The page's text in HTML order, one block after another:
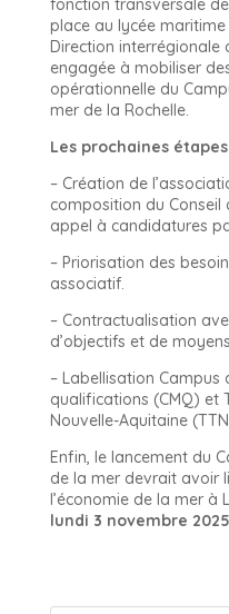
fonction transversale
place au lycée maritime
Direction interrégionale
engagée à mobiliser
opérationnelle du
mer de la Rochelle.
Les prochaines étapes
– Création de
composition du Conseil
appel à candidatures
– Priorisation des
associatif.
– Contractualisation
d’objectifs et de
– Labellisation Campus
qualifications (CMQ) et
Nouvelle-Aquitaine
Enfin, le lancement du
de la mer devrait avoir
l’économie de la mer à
lundi 3 novembre